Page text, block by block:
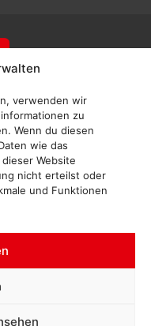
verwenden wir
zu
Wenn du diesen
wie das
Website
nicht erteilst oder
und Funktionen